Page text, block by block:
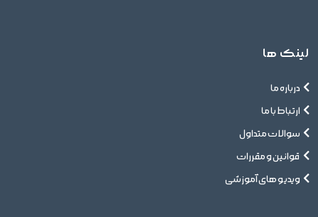
لینک ها
درباره ما
ارتباط با ما
سوالات متداول
قوانین و مقررات
ویدیو های آموزشی